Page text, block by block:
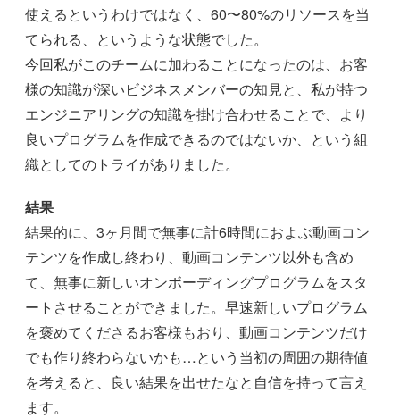
使えるというわけではなく、60〜80%のリソースを当
てられる、というような状態でした。
今回私がこのチームに加わることになったのは、お客
様の知識が深いビジネスメンバーの知見と、私が持つ
エンジニアリングの知識を掛け合わせることで、より
良いプログラムを作成できるのではないか、という組
織としてのトライがありました。
結果
結果的に、3ヶ月間で無事に計6時間におよぶ動画コン
テンツを作成し終わり、動画コンテンツ以外も含め
て、無事に新しいオンボーディングプログラムをスタ
ートさせることができました。早速新しいプログラム
を褒めてくださるお客様もおり、動画コンテンツだけ
でも作り終わらないかも…という当初の周囲の期待値
を考えると、良い結果を出せたなと自信を持って言え
ます。